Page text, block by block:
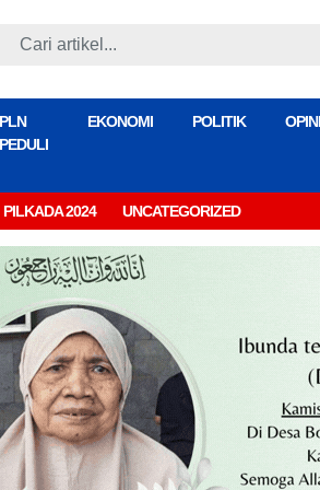
PLN
PEDULI
EKONOMI POLITIK OPINI
PILKADA 2024 UNCATEGORIZED